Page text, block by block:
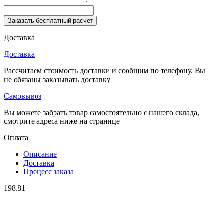
Заказать бесплатный расчет
Доставка
Доставка
Рассчитаем стоимость доставки и сообщим по телефону. Вы
не обязаны заказывать доставку
Самовывоз
Вы можете забрать товар самостоятельно с нашего склада,
смотрите адреса ниже на странице
Оплата
Описание
Доставка
Процесс заказа
198.81